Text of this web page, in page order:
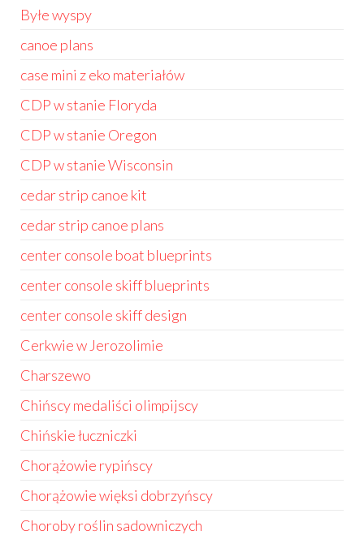
Byłe wyspy
canoe plans
case mini z eko materiałów
CDP w stanie Floryda
CDP w stanie Oregon
CDP w stanie Wisconsin
cedar strip canoe kit
cedar strip canoe plans
center console boat blueprints
center console skiff blueprints
center console skiff design
Cerkwie w Jerozolimie
Charszewo
Chińscy medaliści olimpijscy
Chińskie łuczniczki
Chorążowie rypińscy
Chorążowie więksi dobrzyńscy
Choroby roślin sadowniczych